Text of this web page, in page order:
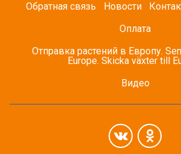
Обратная связь
Новости
Оплата
Отправка растений в Европу.
Europe. Skicka växter till
Видео